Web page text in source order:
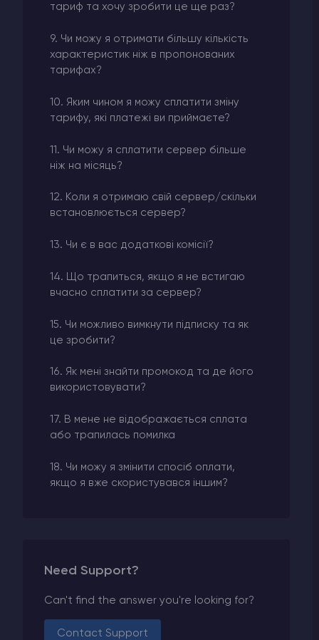
тариф та хочу зробити це ще раз?
9. Чи можу я отримати більшу кількість
характеристик ніж в пропонованих
тарифах?
10. Яким чином я можу сплатити зміну
тарифу, які платежі ви приймаєте?
11. Чи можу я сплатити сервер більше
ніж на місяць?
12. Коли я отримаю свій сервер/скільки
встановлюється сервер?
13. Чи є в вас додаткові комісії?
14. Що трапиться, якщо я не встигаю
вчасно сплатити за сервер?
15. Чи можливо вимкнути підписку та як
це зробити?
16. Як мені знайти промокод та де його
використовувати?
17. В мене не відображається сплата
або трапилась помилка
18. Чи можу я змінити спосіб оплати,
якщо я вже скористувався іншим?
Need Support?
Can't find the answer you're looking for?
Contact Support